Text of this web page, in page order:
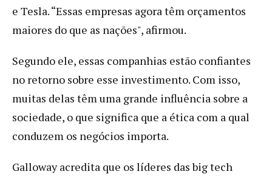
e Tesla. “Essas empresas agora têm orçamentos
maiores do que as nações", afirmou.
Segundo ele, essas companhias estão confiantes
no retorno sobre esse investimento. Com isso,
muitas delas têm uma grande influência sobre a
sociedade, o que significa que a ética com a qual
conduzem os negócios importa.
Galloway acredita que os líderes das big tech